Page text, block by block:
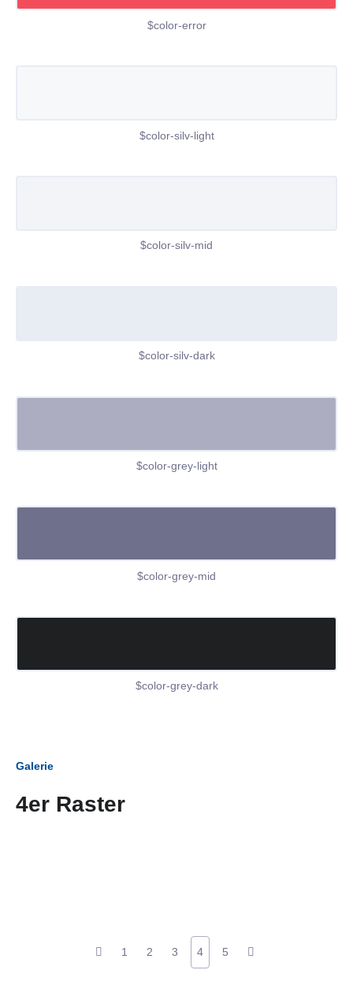
$color-error
$color-silv-light
$color-silv-mid
$color-silv-dark
$color-grey-light
$color-grey-mid
$color-grey-dark
Galerie
4er Raster
1 2 3 4 5